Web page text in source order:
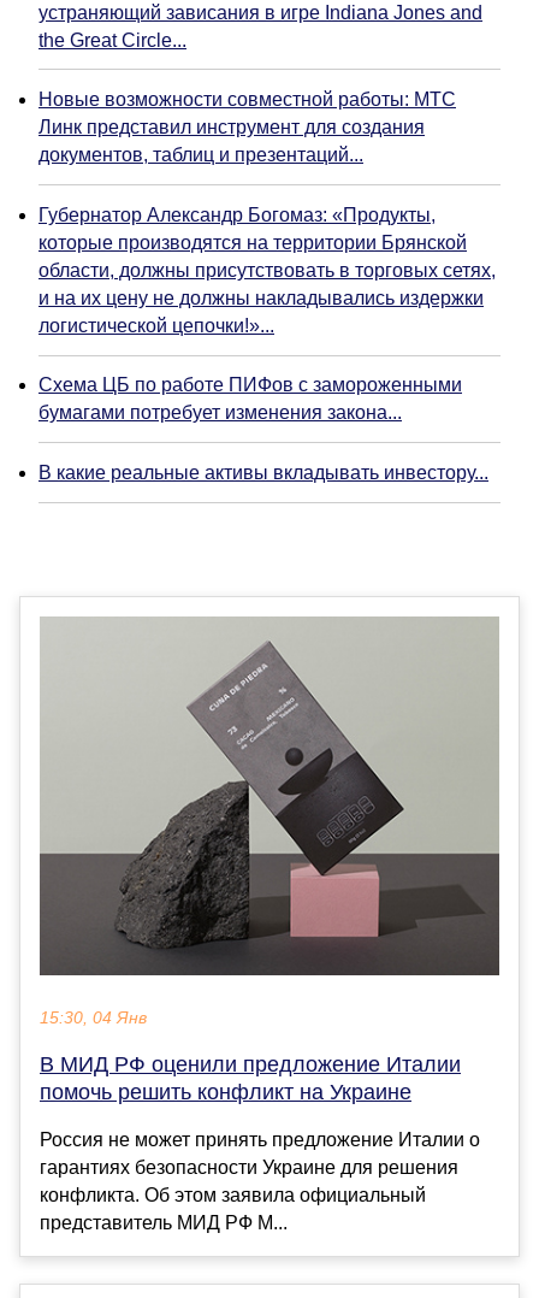
устраняющий зависания в игре Indiana Jones and
the Great Circle...
Новые возможности совместной работы: МТС
Линк представил инструмент для создания
документов, таблиц и презентаций...
Губернатор Александр Богомаз: «Продукты,
которые производятся на территории Брянской
области, должны присутствовать в торговых сетях,
и на их цену не должны накладывались издержки
логистической цепочки!»...
Схема ЦБ по работе ПИФов с замороженными
бумагами потребует изменения закона...
В какие реальные активы вкладывать инвестору...
15:30, 04 Янв
В МИД РФ оценили предложение Италии
помочь решить конфликт на Украине
Россия не может принять предложение Италии о
гарантиях безопасности Украине для решения
конфликта. Об этом заявила официальный
представитель МИД РФ М...